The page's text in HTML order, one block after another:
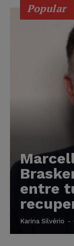
Popular
entre
Karina Silvério -